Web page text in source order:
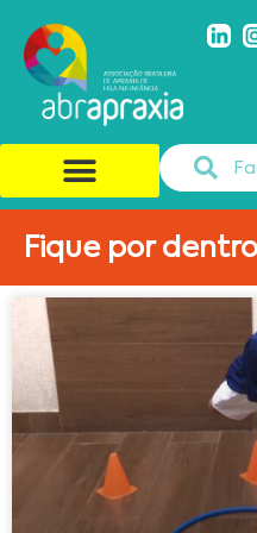
Fique por